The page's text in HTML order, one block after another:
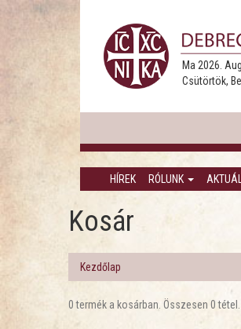
Ma 2026.
Csütörtök,
HÍREK RÓLUNK
Kosár
Kezdőlap
0 termék a kosárban. Összesen 0 tétel.